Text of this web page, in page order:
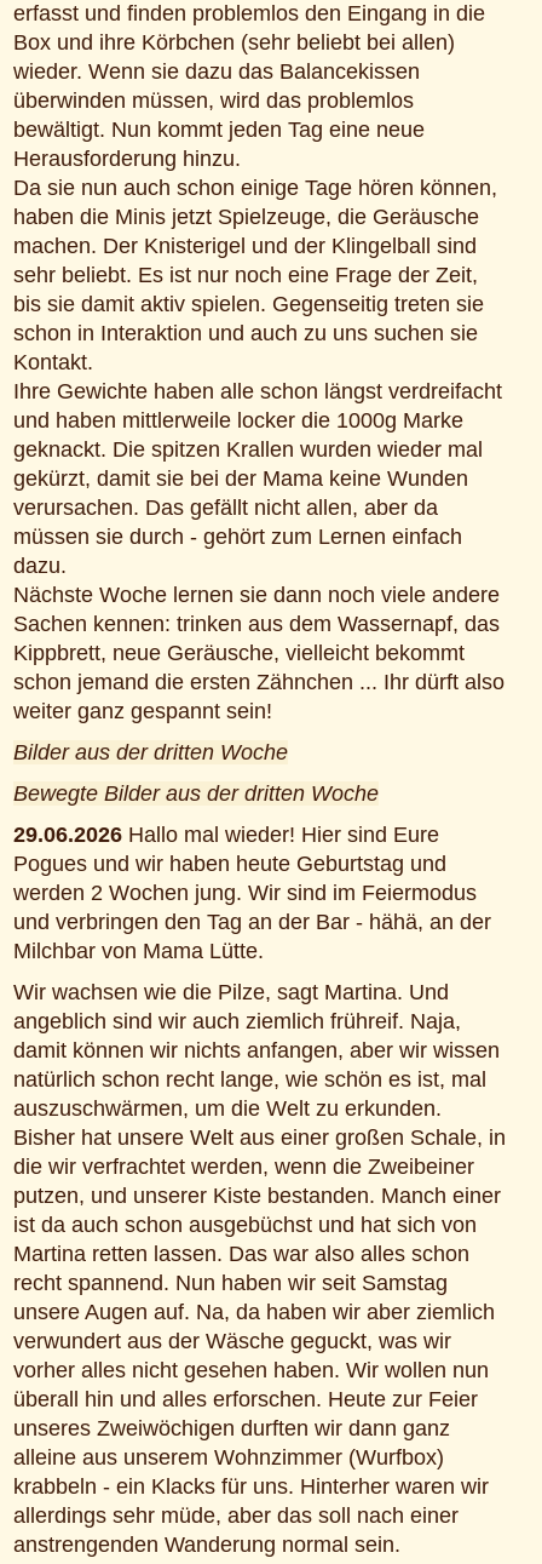
erfasst und finden problemlos den Eingang in die
Box und ihre Körbchen (sehr beliebt bei allen)
wieder. Wenn sie dazu das Balancekissen
überwinden müssen, wird das problemlos
bewältigt. Nun kommt jeden Tag eine neue
Herausforderung hinzu.
Da sie nun auch schon einige Tage hören können,
haben die Minis jetzt Spielzeuge, die Geräusche
machen. Der Knisterigel und der Klingelball sind
sehr beliebt. Es ist nur noch eine Frage der Zeit,
bis sie damit aktiv spielen. Gegenseitig treten sie
schon in Interaktion und auch zu uns suchen sie
Kontakt.
Ihre Gewichte haben alle schon längst verdreifacht
und haben mittlerweile locker die 1000g Marke
geknackt. Die spitzen Krallen wurden wieder mal
gekürzt, damit sie bei der Mama keine Wunden
verursachen. Das gefällt nicht allen, aber da
müssen sie durch - gehört zum Lernen einfach
dazu.
Nächste Woche lernen sie dann noch viele andere
Sachen kennen: trinken aus dem Wassernapf, das
Kippbrett, neue Geräusche, vielleicht bekommt
schon jemand die ersten Zähnchen ... Ihr dürft also
weiter ganz gespannt sein!
Bilder aus der dritten Woche
Bewegte Bilder aus der dritten Woche
29.06.2026 Hallo mal wieder! Hier sind Eure
Pogues und wir haben heute Geburtstag und
werden 2 Wochen jung. Wir sind im Feiermodus
und verbringen den Tag an der Bar - hähä, an der
Milchbar von Mama Lütte.
Wir wachsen wie die Pilze, sagt Martina. Und
angeblich sind wir auch ziemlich frühreif. Naja,
damit können wir nichts anfangen, aber wir wissen
natürlich schon recht lange, wie schön es ist, mal
auszuschwärmen, um die Welt zu erkunden.
Bisher hat unsere Welt aus einer großen Schale, in
die wir verfrachtet werden, wenn die Zweibeiner
putzen, und unserer Kiste bestanden. Manch einer
ist da auch schon ausgebüchst und hat sich von
Martina retten lassen. Das war also alles schon
recht spannend. Nun haben wir seit Samstag
unsere Augen auf. Na, da haben wir aber ziemlich
verwundert aus der Wäsche geguckt, was wir
vorher alles nicht gesehen haben. Wir wollen nun
überall hin und alles erforschen. Heute zur Feier
unseres Zweiwöchigen durften wir dann ganz
alleine aus unserem Wohnzimmer (Wurfbox)
krabbeln - ein Klacks für uns. Hinterher waren wir
allerdings sehr müde, aber das soll nach einer
anstrengenden Wanderung normal sein.